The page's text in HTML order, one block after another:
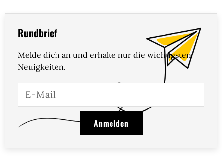
Rundbrief
Melde dich an und erhalte nur die wichtigsten
Neuigkeiten.
Anmelden